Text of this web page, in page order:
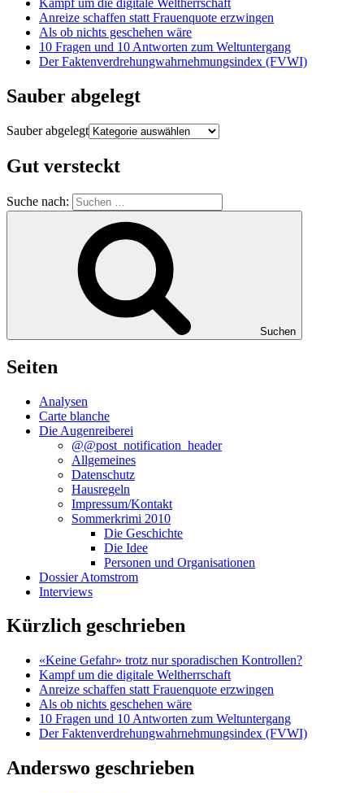
Kampf um die digitale Weltherrschaft
Anreize schaffen statt Frauenquote erzwingen
Als ob nichts geschehen wäre
10 Fragen und 10 Antworten zum Weltuntergang
Der Faktenverdrehungwahrnehmungsindex (FVWI)
Sauber abgelegt
Sauber abgelegt
Gut versteckt
Suche nach:
Suchen
Seiten
Analysen
Carte blanche
Die Augenreiberei
@@post_notification_header
Allgemeines
Datenschutz
Hausregeln
Impressum/Kontakt
Sommerkrimi 2010
Die Geschichte
Die Idee
Personen und Organisationen
Dossier Atomstrom
Interviews
Kürzlich geschrieben
«Keine Gefahr» trotz nur sporadischen Kontrollen?
Kampf um die digitale Weltherrschaft
Anreize schaffen statt Frauenquote erzwingen
Als ob nichts geschehen wäre
10 Fragen und 10 Antworten zum Weltuntergang
Der Faktenverdrehungwahrnehmungsindex (FVWI)
Anderswo geschrieben